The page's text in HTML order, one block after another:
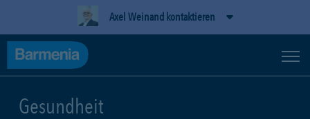
Axel Weinand kontaktieren
Gesundheit